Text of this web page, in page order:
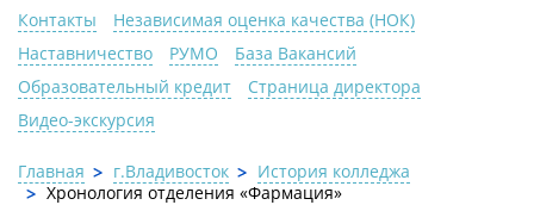
Контакты
Независимая оценка качества (НОК)
Наставничество
РУМО
База Вакансий
Образовательный кредит
Страница директора
Видео-экскурсия
Главная г.Владивосток
История колледжа
Хронология отделения «Фармация»